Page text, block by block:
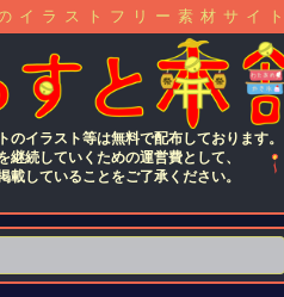
イラストフリー素材サイト
のイラスト等は無料で配布しております。
継続していくための運営費として、
載していることをご了承ください。